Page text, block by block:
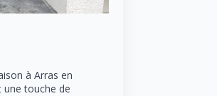
à Arras en
touche de